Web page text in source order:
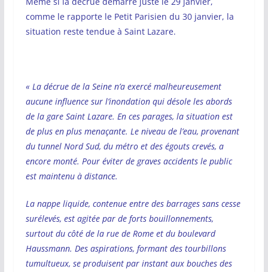
comme le rapporte le Petit Parisien du 30 janvier, la
situation reste tendue à Saint Lazare.
« La décrue de la Seine n’a exercé malheureusement
aucune influence sur l’inondation qui désole les abords
de la gare Saint Lazare. En ces parages, la situation est
de plus en plus menaçante. Le niveau de l’eau, provenant
du tunnel Nord Sud, du métro et des égouts crevés, a
encore monté. Pour éviter de graves accidents le public
est maintenu à distance.
La nappe liquide, contenue entre des barrages sans cesse
surélevés, est agitée par de forts bouillonnements,
surtout du côté de la rue de Rome et du boulevard
Haussmann. Des aspirations, formant des tourbillons
tumultueux, se produisent par instant aux bouches des